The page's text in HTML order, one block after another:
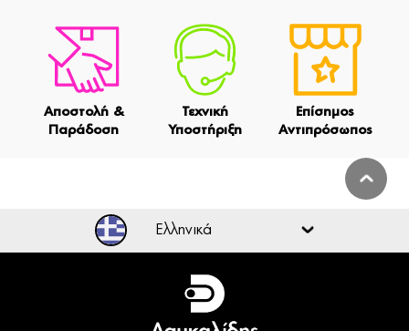
Αποστολή &
Παράδοση
Τεχνική
Υποστήριξη
Επίσημος
Αντιπρόσωπος
Ελληνικά
Ελληνικά
English